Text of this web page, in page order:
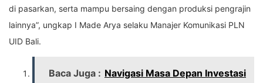
di pasarkan, serta mampu bersaing dengan produksi pengrajin
lainnya”, ungkap I Made Arya selaku Manajer Komunikasi PLN
UID Bali.
Baca Juga : Navigasi Masa Depan Investasi